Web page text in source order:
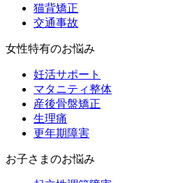
猫背矯正
交通事故
女性特有のお悩み
妊活サポート
マタニティ整体
産後骨盤矯正
生理痛
更年期障害
お子さまのお悩み